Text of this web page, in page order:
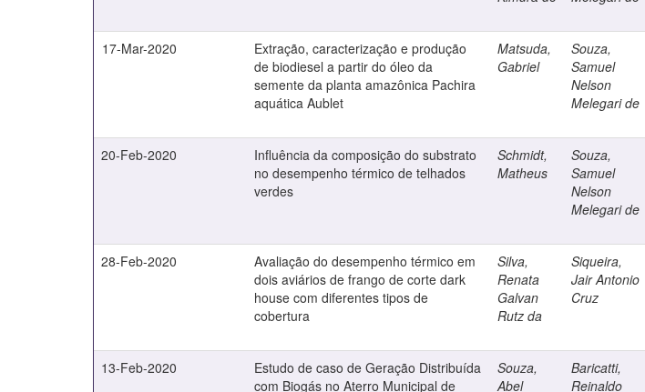
17-Mar-2020
Extração, caracterização e produção
de biodiesel a partir do óleo da
semente da planta amazônica Pachira
aquática Aublet
Matsuda,
Gabriel
Souza,
Samuel
Nelson
Melegari de
20-Feb-2020
Influência da composição do substrato
no desempenho térmico de telhados
verdes
Schmidt,
Matheus
Souza,
Samuel
Nelson
Melegari de
28-Feb-2020
Avaliação do desempenho térmico em
dois aviários de frango de corte dark
house com diferentes tipos de
cobertura
Silva,
Renata
Galvan
Rutz da
Siqueira,
Jair Antonio
Cruz
13-Feb-2020
Estudo de caso de Geração Distribuída
com Biogás no Aterro Municipal de
Souza,
Abel
Baricatti,
Reinaldo